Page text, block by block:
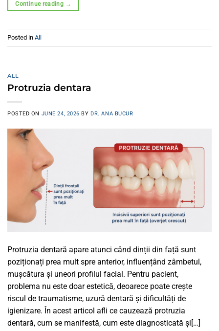
Continue reading →
Posted in All
ALL
Protruzia dentara
POSTED ON JUNE 24, 2026 BYDR. ANA BUCUR
Protruzia dentară apare atunci când dinții din față sunt
poziționați prea mult spre anterior, influențând zâmbetul,
mușcătura și uneori profilul facial. Pentru pacient,
problema nu este doar estetică, deoarece poate crește
riscul de traumatisme, uzură dentară și dificultăți de
igienizare. În acest articol afli ce cauzează protruzia
dentară, cum se manifestă, cum este diagnosticată și[…]